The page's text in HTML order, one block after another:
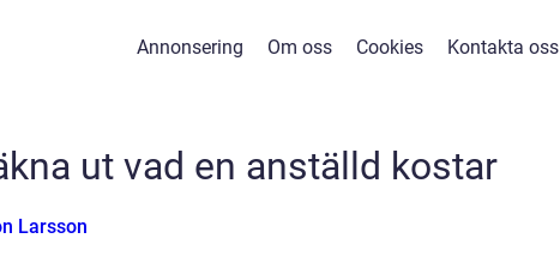
Annonsering Om oss Cookies Kontakta oss
ut vad en anställd kostar
Larsson